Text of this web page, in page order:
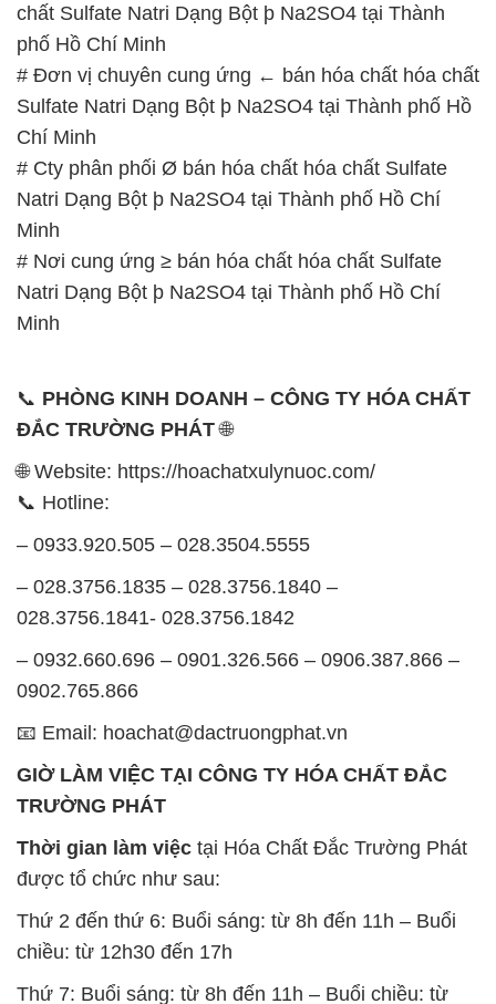
chất Sulfate Natri Dạng Bột þ Na2SO4 tại Thành
phố Hồ Chí Minh
# Đơn vị chuyên cung ứng ← bán hóa chất hóa chất
Sulfate Natri Dạng Bột þ Na2SO4 tại Thành phố Hồ
Chí Minh
# Cty phân phối Ø bán hóa chất hóa chất Sulfate
Natri Dạng Bột þ Na2SO4 tại Thành phố Hồ Chí
Minh
# Nơi cung ứng ≥ bán hóa chất hóa chất Sulfate
Natri Dạng Bột þ Na2SO4 tại Thành phố Hồ Chí
Minh
📞 PHÒNG KINH DOANH – CÔNG TY HÓA CHẤT
ĐẮC TRƯỜNG PHÁT🌐
🌐 Website: https://hoachatxulynuoc.com/
📞 Hotline:
– 0933.920.505 – 028.3504.5555
– 028.3756.1835 – 028.3756.1840 –
028.3756.1841- 028.3756.1842
– 0932.660.696 – 0901.326.566 – 0906.387.866 –
0902.765.866
📧 Email: hoachat@dactruongphat.vn
GIỜ LÀM VIỆC TẠI CÔNG TY HÓA CHẤT ĐẮC
TRƯỜNG PHÁT
Thời gian làm việc tại Hóa Chất Đắc Trường Phát
được tổ chức như sau:
Thứ 2 đến thứ 6: Buổi sáng: từ 8h đến 11h – Buổi
chiều: từ 12h30 đến 17h
Thứ 7: Buổi sáng: từ 8h đến 11h – Buổi chiều: từ